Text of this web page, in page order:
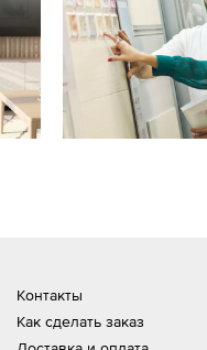
Контакты
Как сделать заказ